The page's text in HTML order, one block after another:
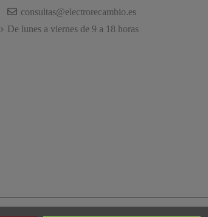
consultas@electrorecambio.es
De lunes a viernes de 9 a 18 horas